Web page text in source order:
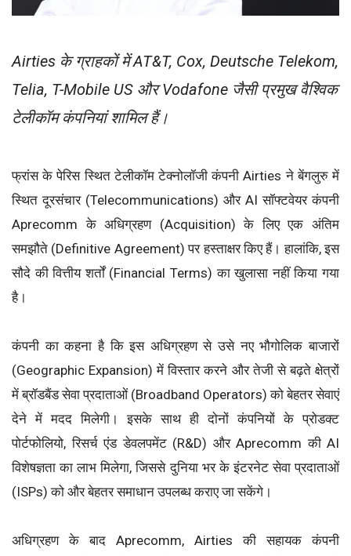
Airties के ग्राहकों में AT&T, Cox, Deutsche Telekom,
Telia, T-Mobile US और Vodafone जैसी प्रमुख वैश्विक
टेलीकॉम कंपनियां शामिल हैं।
फ्रांस के पेरिस स्थित टेलीकॉम टेक्नोलॉजी कंपनी Airties ने बेंगलुरु में
स्थित दूरसंचार (Telecommunications) और AI सॉफ्टवेयर कंपनी
Aprecomm के अधिग्रहण (Acquisition) के लिए एक अंतिम
समझौते (Definitive Agreement) पर हस्ताक्षर किए हैं। हालांकि, इस
सौदे की वित्तीय शर्तों (Financial Terms) का खुलासा नहीं किया गया
है।
कंपनी का कहना है कि इस अधिग्रहण से उसे नए भौगोलिक बाजारों
(Geographic Expansion) में विस्तार करने और तेजी से बढ़ते क्षेत्रों
में ब्रॉडबैंड सेवा प्रदाताओं (Broadband Operators) को बेहतर सेवाएं
देने में मदद मिलेगी। इसके साथ ही दोनों कंपनियों के प्रोडक्ट
पोर्टफोलियो, रिसर्च एंड डेवलपमेंट (R&D) और Aprecomm की AI
विशेषज्ञता का लाभ मिलेगा, जिससे दुनिया भर के इंटरनेट सेवा प्रदाताओं
(ISPs) को और बेहतर समाधान उपलब्ध कराए जा सकेंगे।
अधिग्रहण के बाद Aprecomm, Airties की सहायक कंपनी